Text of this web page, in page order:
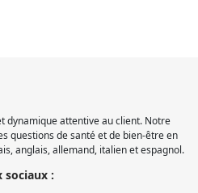
dynamique attentive au client. Notre
questions de santé et de bien-être en
anglais, allemand, italien et espagnol.
sociaux :